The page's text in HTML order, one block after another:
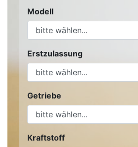
Modell
Erstzulassung
Getriebe
Kraftstoff